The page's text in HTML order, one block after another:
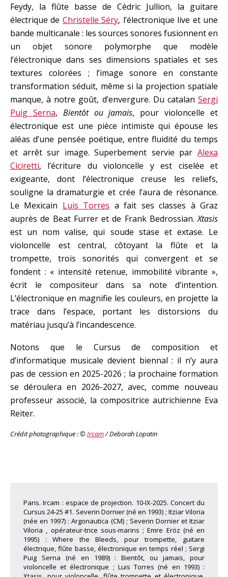
Feydy, la flûte basse de Cédric Jullion, la guitare
électrique de Christelle Séry, l’électronique live et une
bande multicanale : les sources sonores fusionnent en
un objet sonore polymorphe que modèle
l’électronique dans ses dimensions spatiales et ses
textures colorées ; l’image sonore en constante
transformation séduit, même si la projection spatiale
manque, à notre goût, d’envergure. Du catalan Sergi
Puig Serna, Bientôt ou jamais, pour violoncelle et
électronique est une pièce intimiste qui épouse les
aléas d’une pensée poétique, entre fluidité du temps
et arrêt sur image. Superbement servie par Alexa
Ciciretti, l’écriture du violoncelle y est ciselée et
exigeante, dont l’électronique creuse les reliefs,
souligne la dramaturgie et crée l’aura de résonance.
Le Mexicain Luis Torres a fait ses classes à Graz
auprès de Beat Furrer et de Frank Bedrossian.Xtasis
est un nom valise, qui soude stase et extase. Le
violoncelle est central, côtoyant la flûte et la
trompette, trois sonorités qui convergent et se
fondent : « intensité retenue, immobilité vibrante »,
écrit le compositeur dans sa note d’intention.
L’électronique en magnifie les couleurs, en projette la
trace dans l’espace, portant les distorsions du
matériau jusqu’à l’incandescence.
Notons que le Cursus de composition et
d’informatique musicale devient biennal : il n’y aura
pas de cession en 2025-2026 ; la prochaine formation
se déroulera en 2026-2027, avec, comme nouveau
professeur associé, la compositrice autrichienne Eva
Reiter.
Crédit photographique : ©Ircam/ Deborah Lopatin
Paris. Ircam : espace de projection. 10-IX-2025. Concert du
Cursus 24-25 #1. Severin Dornier (né en 1993) ; Itziar Viloria
(née en 1997) : Argonautica (CM) ; Severin Dornier et Itziar
Viloria , opérateur-trice sous-marins ; Emre Eröz (né en
1995) : Where the Bleeds, pour trompette, guitare
électrique, flûte basse, électronique en temps réel ; Sergi
Puig Serna (né en 1989) : Bientôt, ou jamais, pour
violoncelle et électronique ; Luis Torres (né en 1993) :